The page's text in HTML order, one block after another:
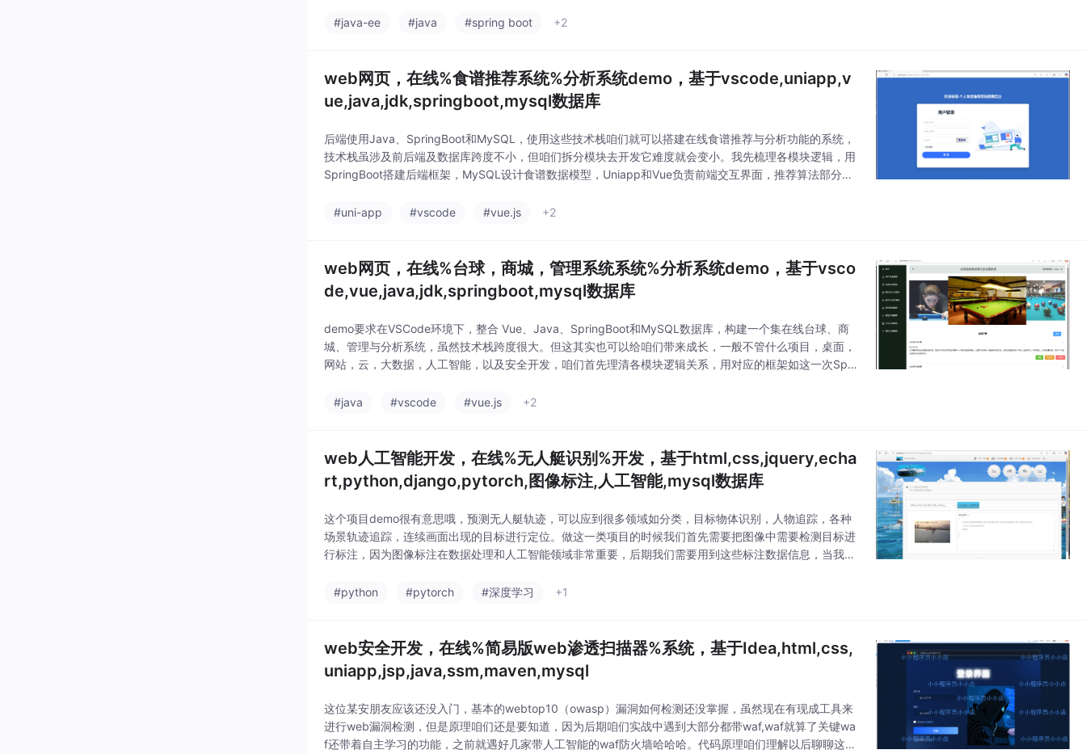
#java-ee
#java #spring boot +2
web网页，在线%食谱推荐系统%分析系统demo，基于vscode,uniapp,v
ue,java,jdk,springboot,mysql数据库
后端使用Java、SpringBoot和MySQL，使用这些技术栈咱们就可以搭建在线食谱推荐与分析功能的系统，
技术栈虽涉及前后端及数据库跨度不小，但咱们拆分模块去开发它难度就会变小。我先梳理各模块逻辑，用
SpringBoot搭建后端框架，MySQL设计食谱数据模型，Uniapp和Vue负责前端交互界面，推荐算法部分对
#uni-app
#vscode #vue.js +2
web网页，在线%台球，商城，管理系统系统%分析系统demo，基于vsco
de,vue,java,jdk,springboot,mysql数据库
demo要求在VSCode环境下，整合 Vue、Java、SpringBoot和MySQL数据库，构建一个集在线台球、商
城、管理与分析系统，虽然技术栈跨度很大。但这其实也可以给咱们带来成长，一般不管什么项目，桌面，
网站，云，大数据，人工智能，以及安全开发，咱们首先理清各模块逻辑关系，用对应的框架如这一次Spri
#java
#vscode #vue.js +2
web人工智能开发，在线%无人艇识别%开发，基于html,css,jquery,echa
rt,python,django,pytorch,图像标注,人工智能,mysql数据库
这个项目demo很有意思哦，预测无人艇轨迹，可以应到很多领域如分类，目标物体识别，人物追踪，各种
场景轨迹追踪，连续画面出现的目标进行定位。做这一类项目的时候我们首先需要把图像中需要检测目标进
行标注，因为图像标注在数据处理和人工智能领域非常重要，后期我们需要用到这些标注数据信息，当我们
面调用预测文件进
#python #pytorch #深度学习 +1
web安全开发，在线%简易版web渗透扫描器%系统，基于Idea,html,css,
uniapp,jsp,java,ssm,maven,mysql
这位某安朋友应该还没入门，基本的webtop10（owasp）漏洞如何检测还没掌握，虽然现在有现成工具来
进行web漏洞检测，但是原理咱们还是要知道，因为后期咱们实战中遇到大部分都带waf,waf就算了关键wa
f还带着自主学习的功能，之前就遇好几家带人工智能的waf防火墙哈哈哈。代码原理咱们理解以后聊聊这几